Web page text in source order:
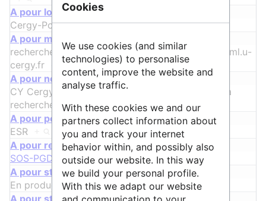
A pour localisation
Cergy-Pontoise+
A pour mel
recherche-bu@ml.u-cergy.fr+ ,donnees-bu@ml.u-
cergy.fr
etcecilia.jullien@cyu.fr+
A pour nom
CY Cergy Paris Université : BU Service appui à la
recherche +
A pour périmètre de communauté
ESR
etnational+
A pour relation
SOS-PGD
+
A pour statut
En production+
A pour structure
Cookies
We use cookies (and similar
technologies) to personalise
content, improve the website and
analyse traffic.
With these cookies we and our
partners collect information about
you and track your internet
behavior within, and possibly also
outside our website. In this way
we build your personal profile.
With this we adapt our website